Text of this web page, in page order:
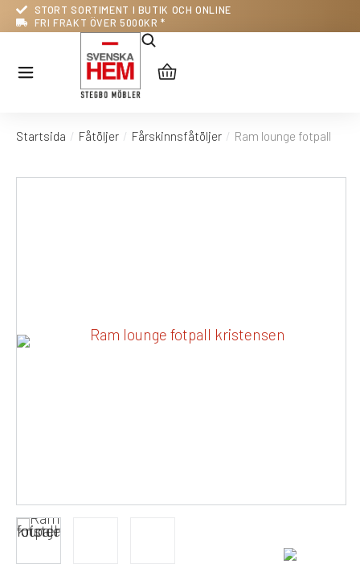
STORT SORTIMENT I BUTIK OCH ONLINE
FRI FRAKT ÖVER 5000KR *
Du är här:
Startsida Fåtöljer Fårskinnsfåtöljer Ram lounge fotpall